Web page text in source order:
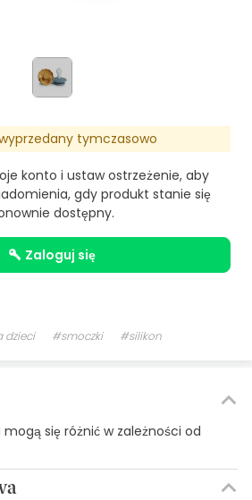
tymczasowo
konto i ustaw ostrzeżenie, aby
gdy produkt stanie się
dostępny.
zaloguj się
dzieci #smoczki #silikon
się różnić w zależności od